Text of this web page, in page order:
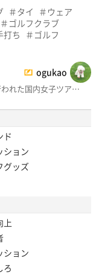
タイ
ウェア
ゴルフクラブ
打ち
ゴルフ
ogukao
れた国内女子ツア…
ド
ション
グッズ
上
ション
ろ